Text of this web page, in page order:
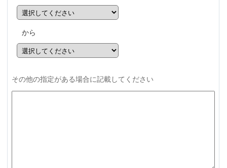
から
その他の指定がある場合に記載してください